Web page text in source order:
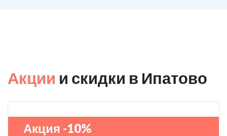
Акции и скидки в Ипатово
Акция -10%